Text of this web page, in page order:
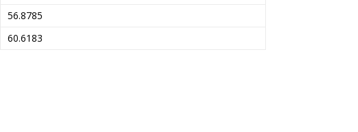
56.8785
60.6183